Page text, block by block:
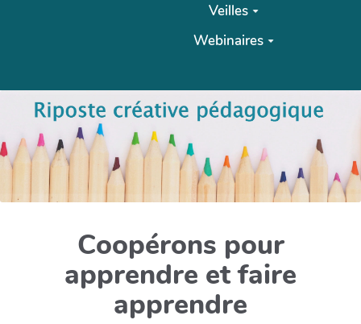
Veilles
Webinaires
Coopérons pour
apprendre et faire
apprendre